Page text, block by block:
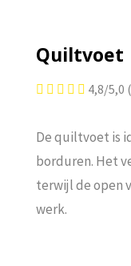
Quiltvoet
     4,8/5,0
De quiltvoet is
borduren. Het
terwijl de open
werk.